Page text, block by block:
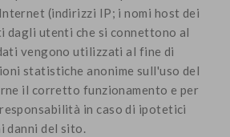
(indirizzi IP; i nomi host dei
dagli utenti che si connettono al
vengono utilizzati al fine di
statistiche anonime sull'uso del
il corretto funzionamento e per
in caso di ipotetici
danni del sito.